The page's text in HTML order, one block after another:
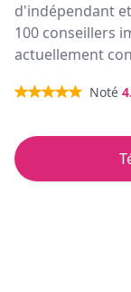
d'indépendant
100 conseillers
actuellement
Noté